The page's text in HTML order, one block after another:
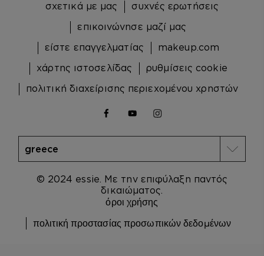
© 2024 essie. Με την επιφύλαξη παντός
δικαιώματος.
όροι χρήσης
πολιτική προστασίας προσωπικών δεδομένων
σχετικά με μας
συχνές ερωτήσεις
επικοινώνησε μαζί μας
είστε επαγγελματίας
makeup.com
χάρτης ιστοσελίδας
ρυθμίσεις cookie
πολιτική διαχείρισης περιεχομένου χρηστών
facebookyoutubeinstagram